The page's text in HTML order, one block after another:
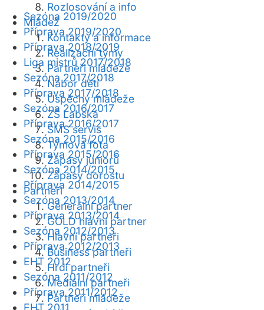
Rozlosování a info
Mládež
Kontakty a informace
Realizační týmy
Partneři mládeže
Nábor dětí
Úspěchy mládeže
ZŠ Labská
SMS servis
Týmová fota
Zápasy juniorů
Zápasy dorostu
Partneři
Generální partner
GOLD hlavní partner
Hlavní partneři
Business partneři
Hrdí partneři
Mediální partneři
Partneři mládeže
Sezóna 2019/2020
Příprava 2019/2020
Příprava 2018/2019
Liga mistrů 2017/2018
Sezóna 2017/2018
Příprava 2017/2018
Sezóna 2016/2017
Příprava 2016/2017
Sezóna 2015/2016
Příprava 2015/2016
Sezóna 2014/2015
Příprava 2014/2015
Sezóna 2013/2014
Příprava 2013/2014
Sezóna 2012/2013
Příprava 2012/2013
EHT 2012
Sezóna 2011/2012
Příprava 2011/2012
EHT 2011